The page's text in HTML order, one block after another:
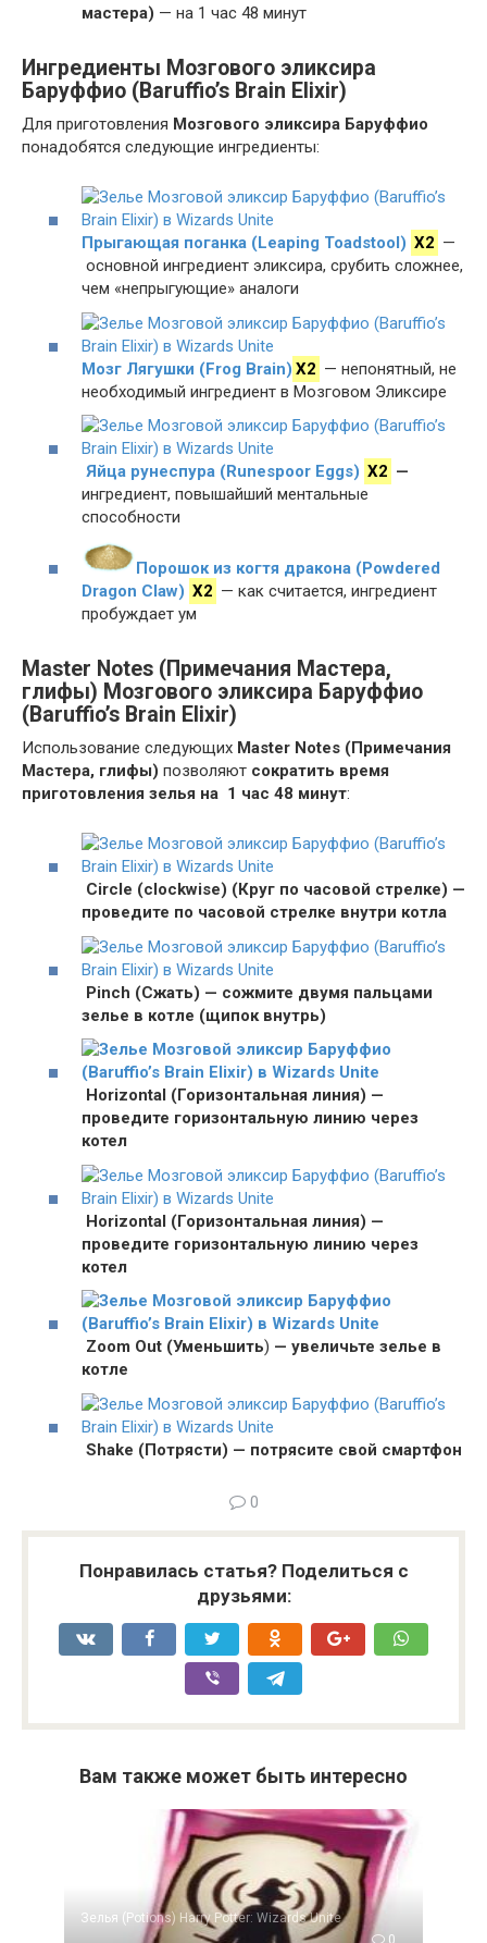
мастера) — на 1 час 48 минут
Ингредиенты Мозгового эликсира
Баруффио (Baruffio’s Brain Elixir)
Для приготовления Мозгового эликсира Баруффио
понадобятся следующие ингредиенты:
Прыгающая поганка (Leaping Toadstool) X2 —
основной ингредиент эликсира, срубить сложнее,
чем «непрыгующие» аналоги
Мозг Лягушки (Frog Brain) X2 — непонятный, не
необходимый ингредиент в Мозговом Эликсире
Яйца рунеспура (Runespoor Eggs) X2 —
ингредиент, повышайший ментальные
способности
Порошок из когтя дракона (Powdered
Dragon Claw) X2 — как считается, ингредиент
пробуждает ум
Master Notes (Примечания Мастера,
глифы) Мозгового эликсира Баруффио
(Baruffio’s Brain Elixir)
Использование следующих Master Notes (Примечания
Мастера, глифы) позволяют сократить время
приготовления зелья на 1 час 48 минут:
Circle (clockwise) (Круг по часовой стрелке) —
проведите по часовой стрелке внутри котла
Pinch (Сжать) — сожмите двумя пальцами
зелье в котле (щипок внутрь)
Horizontal (Горизонтальная линия) —
проведите горизонтальную линию через
котел
Horizontal (Горизонтальная линия) —
проведите горизонтальную линию через
котел
Zoom Out (Уменьшить) — увеличьте зелье в
котле
Shake (Потрясти) — потрясите свой смартфон
0
Понравилась статья? Поделиться с
друзьями:
Вам также может быть интересно
Зелья (Potions) Harry Potter: Wizards Unite
0